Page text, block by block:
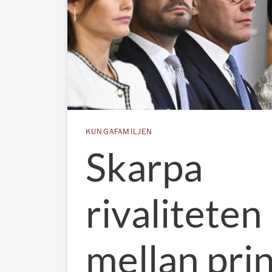
KUNGAFAMILJEN
Skarpa
rivaliteten
mellan